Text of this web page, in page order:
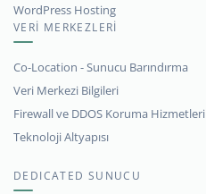
WordPress Hosting
VERİ MERKEZLERİ
Co-Location - Sunucu Barındırma
Veri Merkezi Bilgileri
Firewall ve DDOS Koruma Hizmetleri
Teknoloji Altyapısı
DEDICATED SUNUCU